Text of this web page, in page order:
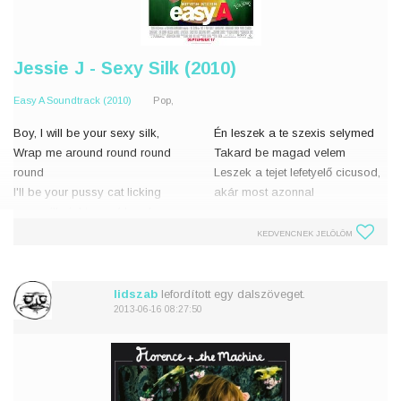
Jessie J - Sexy Silk (2010)
Easy A Soundtrack (2010) Pop,
Boy, I will be your sexy silk,
Wrap me around round round
round
I'll be your pussy cat licking
Your love'll seduce me nibble
and
Én leszek a te szexis selymed
Takard be magad velem
Leszek a tejet lefetyelő cicusod,
akár most azonnal
Ó, a csók kitarthat egy egész
harapásra cs
KEDVENCNEK JELÖLÖM
lidszab lefordított egy dalszöveget.
2013-06-16 08:27:50